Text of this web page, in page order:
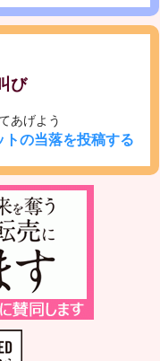
び
あげよう
トの当落を投稿する